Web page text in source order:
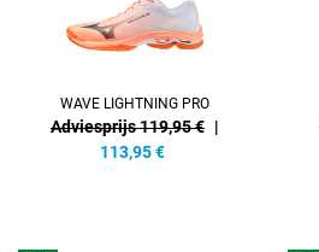
WAVE LIGHTNING PRO
Adviesprijs 119,95 € |
113,95 €